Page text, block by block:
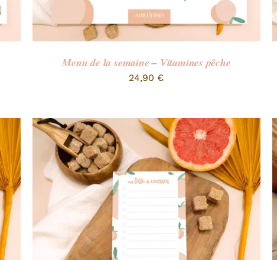
Menu de la semaine – Vitamines pêche
24,90 €